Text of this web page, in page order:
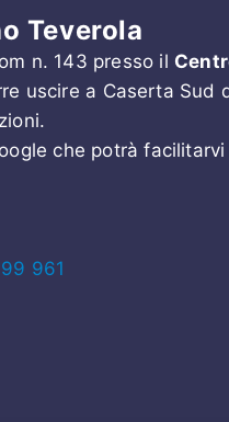
Teverola
n. 143 presso il
uscire a Caserta Sud
che potrà
961